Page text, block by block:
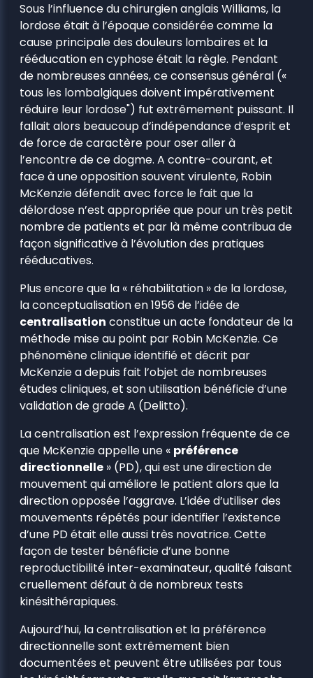
Sous l’influence du chirurgien anglais Williams, la
lordose était à l’époque considérée comme la
cause principale des douleurs lombaires et la
rééducation en cyphose était la règle. Pendant
de nombreuses années, ce consensus général («
tous les lombalgiques doivent impérativement
réduire leur lordose") fut extrêmement puissant. Il
fallait alors beaucoup d’indépendance d’esprit et
de force de caractère pour oser aller à
l’encontre de ce dogme. A contre-courant, et
face à une opposition souvent virulente, Robin
McKenzie défendit avec force le fait que la
délordose n’est appropriée que pour un très petit
nombre de patients et par là même contribua de
façon significative à l’évolution des pratiques
rééducatives.
Plus encore que la « réhabilitation » de la lordose,
la conceptualisation en 1956 de l’idée de
centralisation constitue un acte fondateur de la
méthode mise au point par Robin McKenzie. Ce
phénomène clinique identifié et décrit par
McKenzie a depuis fait l’objet de nombreuses
études cliniques, et son utilisation bénéficie d’une
validation de grade A (Delitto).
La centralisation est l’expression fréquente de ce
que McKenzie appelle une « préférence
directionnelle » (PD), qui est une direction de
mouvement qui améliore le patient alors que la
direction opposée l’aggrave. L’idée d’utiliser des
mouvements répétés pour identifier l’existence
d’une PD était elle aussi très novatrice. Cette
façon de tester bénéficie d’une bonne
reproductibilité inter-examinateur, qualité faisant
cruellement défaut à de nombreux tests
kinésithérapiques.
Aujourd’hui, la centralisation et la préférence
directionnelle sont extrêmement bien
documentées et peuvent être utilisées par tous